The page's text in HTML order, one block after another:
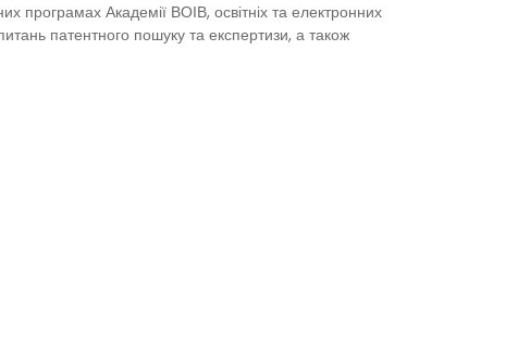
програмах Академії ВОІВ, освітніх та електронних
патентного пошуку та експертизи, а також